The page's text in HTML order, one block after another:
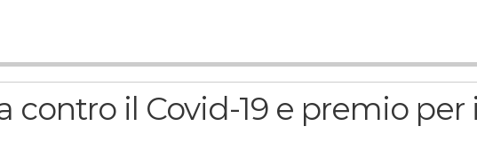
contro il Covid-19 e premio per i